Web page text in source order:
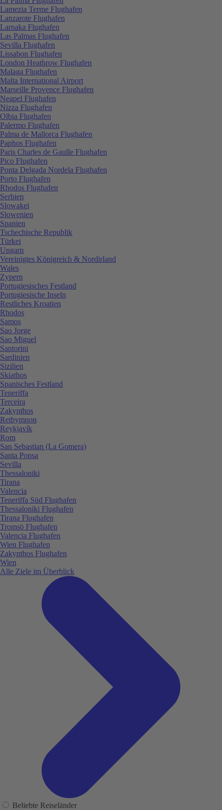
Lamezia Terme Flughafen
Lanzarote Flughafen
Larnaka Flughafen
Las Palmas Flughafen
Sevilla Flughafen
Lissabon Flughafen
London Heathrow Flughafen
Malaga Flughafen
Malta International Airport
Marseille Provence Flughafen
Neapel Flughafen
Nizza Flughafen
Olbia Flughafen
Palermo Flughafen
Palma de Mallorca Flughafen
Paphos Flughafen
Paris Charles de Gaulle Flughafen
Pico Flughafen
Ponta Delgada Nordela Flughafen
Porto Flughafen
Rhodos Flughafen
Serbien
Slowakei
Slowenien
Spanien
Tschechische Republik
Türkei
Ungarn
Vereinigtes Königreich & Nordirland
Wales
Zypern
Portugiesisches Festland
Portugiesische Inseln
Restliches Kroatien
Rhodos
Samos
Sao Jorge
Sao Miguel
Santorini
Sardinien
Sizilien
Skiathos
Spanisches Festland
Teneriffa
Terceira
Zakynthos
Rethymnon
Reykjavík
Rom
San Sebastian (La Gomera)
Santa Ponsa
Sevilla
Thessaloniki
Tirana
Valencia
Teneriffa Süd Flughafen
Thessaloniki Flughafen
Tirana Flughafen
Tromsö Flughafen
Valencia Flughafen
Wien Flughafen
Zakynthos Flughafen
Wien
Alle Ziele im Überblick
Beliebte Reiseländer